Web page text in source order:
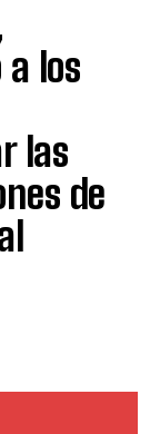
los
las
de